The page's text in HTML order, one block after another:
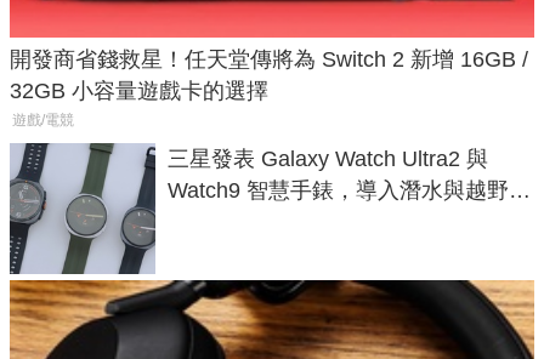
開發商省錢救星！任天堂傳將為 Switch 2 新增 16GB /
32GB 小容量遊戲卡的選擇
遊戲/電競
三星發表 Galaxy Watch Ultra2 與
Watch9 智慧手錶，導入潛水與越野跑